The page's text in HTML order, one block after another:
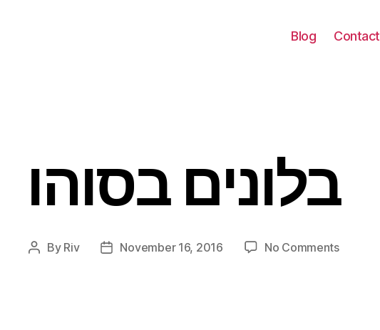
Blog Contact
בלונים בסוהו
Post
By Riv
PostNovember 16, 2016 No Commentson